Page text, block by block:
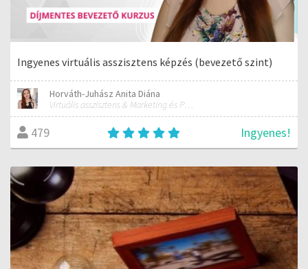
Ingyenes virtuális asszisztens képzés (bevezető szint)
Horváth-Juhász Anita Diána
Virtuális asszisztens & Marketing és PR szakember
479 Ingyenes!